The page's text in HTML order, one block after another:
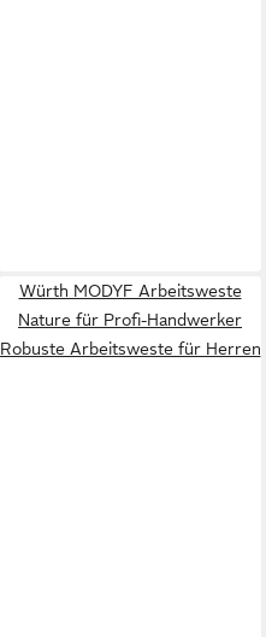
Würth MODYF Arbeitsweste
Nature für Profi-Handwerker
Robuste Arbeitsweste für Herren